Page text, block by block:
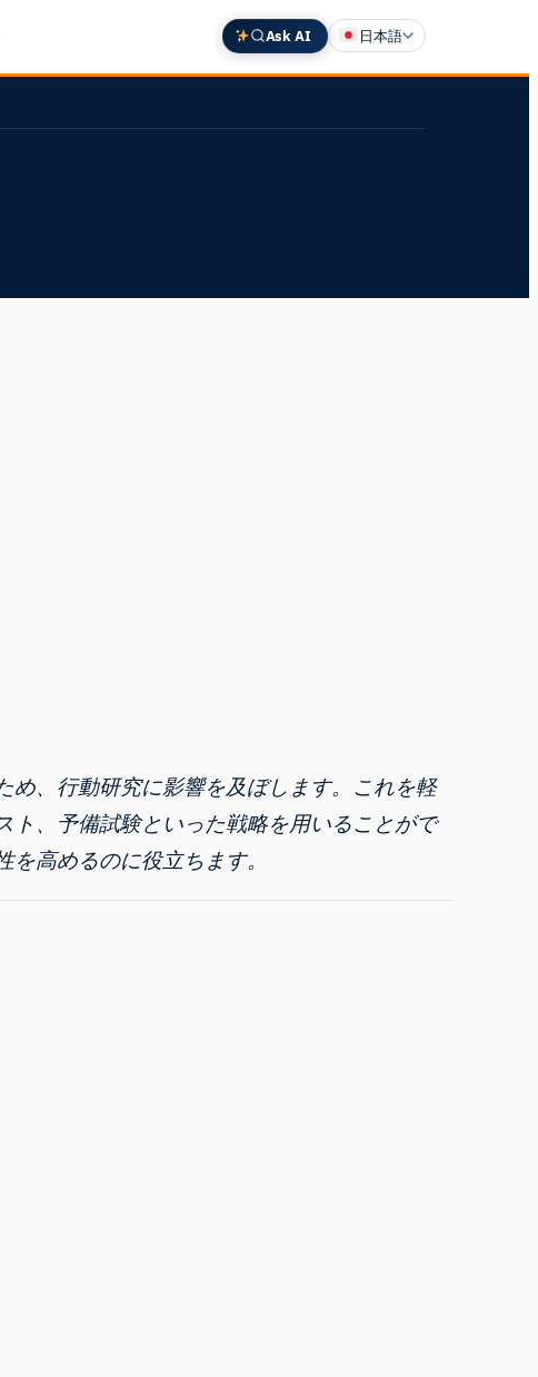
Ask AI 日本語
English
め、行動研究に影響を及ぼします。これを軽
ト、予備試験といった戦略を用いることがで
高めるのに役立ちます。